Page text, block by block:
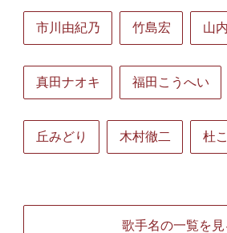
市川由紀乃 竹島宏 山
真田ナオキ 福田こうへい
丘みどり 木村徹二 杜
歌手名の一覧を見